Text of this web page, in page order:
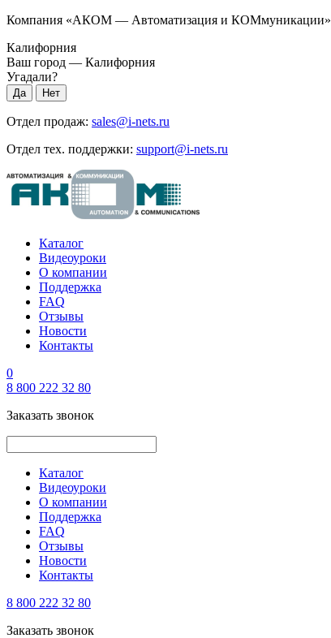
Компания «АКОМ — Автоматизация и КОМмуникации»
Калифорния
Ваш город — Калифорния
Угадали?
Отдел продаж: sales@i-nets.ru
Отдел тех. поддержки: support@i-nets.ru
Каталог
Видеоуроки
О компании
Поддержка
FAQ
Отзывы
Новости
Контакты
0
8 800 222 32 80
Заказать звонок
Каталог
Видеоуроки
О компании
Поддержка
FAQ
Отзывы
Новости
Контакты
8 800 222 32 80
Заказать звонок